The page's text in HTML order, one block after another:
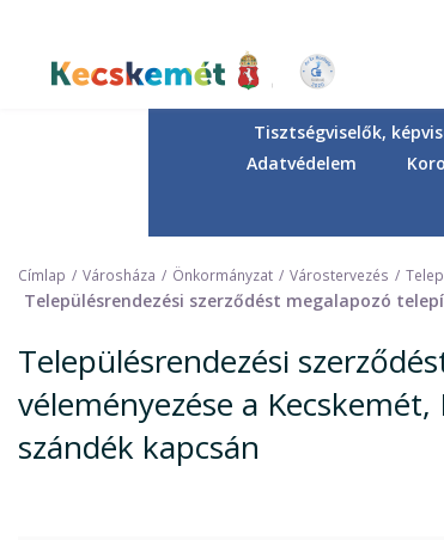
tartalomra
Kecskemét Város Honlapja
Tisztségviselők,
Adatvédelem
Címlap Városháza Önkormányzat Várostervezés
Településrendezési szerződést megalapozó
Településrendezési
véleményezése a
szándék kapcsán